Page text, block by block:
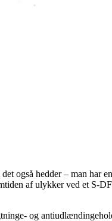
også hedder – man
af ulykker ved et S-
og